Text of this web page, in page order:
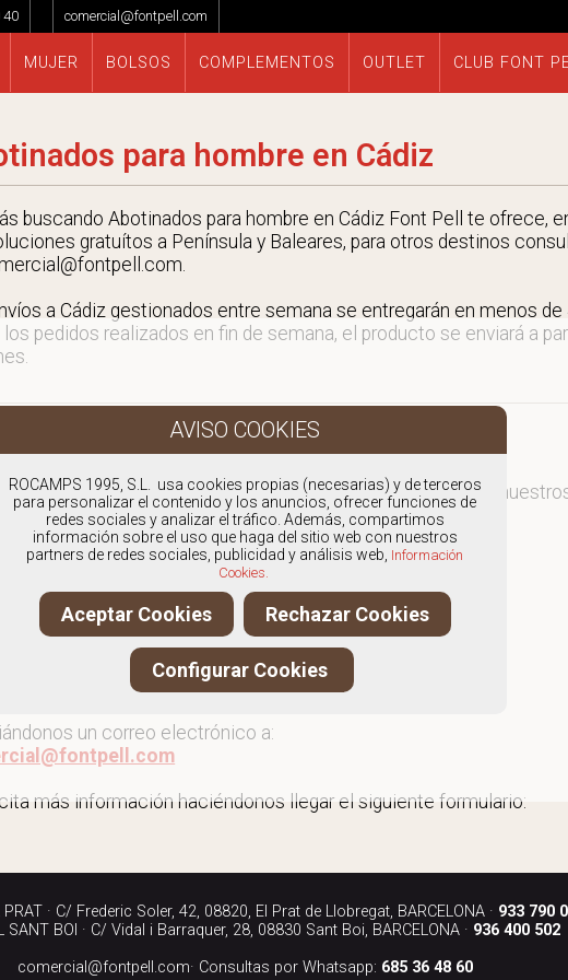
40 comercial@fontpell.com
MUJER BOLSOS COMPLEMENTOS OUTLET CLUB FONT
para hombre en Cádiz
buscando Abotinados para hombre en Cádiz Font Pell te ofrece,
gratuítos a Península y Baleares, para otros destinos
a Cádiz gestionados entre semana se entregarán en menos de
los pedidos realizados en fin de semana, el producto se enviará a
especialistas en Abotinados para hombre, y ofrecemos
más abotinados de hombre
más información llamándonos a los teléfonos:
040
un correo electrónico a:
más información haciéndonos llegar el siguiente formulario:
PRAT · C/ Frederic Soler, 42, 08820, El Prat de Llobregat, BARCELONA · 933 790
SANT BOI · C/ Vidal i Barraquer, 28, 08830 Sant Boi, BARCELONA · 936 400 502
comercial@fontpell.com· Consultas por Whatsapp: 685 36 48 60
ROCAMPS 1995, S.L. usa cookies propias (necesarias) y de terceros
para personalizar el contenido y los anuncios, ofrecer funciones de
redes sociales y analizar el tráfico. Además, compartimos
información sobre el uso que haga del sitio web con nuestros
partners de redes sociales, publicidad y análisis web, Información
Cookies.
Aceptar Cookies Rechazar Cookies
Configurar Cookies